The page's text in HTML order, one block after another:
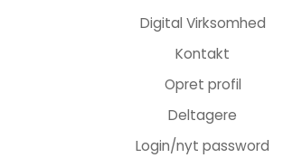
Digital Virksomhed
Kontakt
Opret profil
Deltagere
Login/nyt password